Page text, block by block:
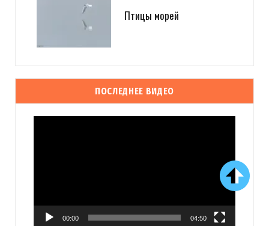
Птицы морей
ПОСЛЕДНЕЕ ВИДЕО
00:00 04:50